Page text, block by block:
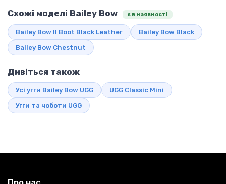
Схожі моделі Bailey Bow є в наявності
Bailey Bow II Boot Black Leather Bailey Bow Black
Bailey Bow Chestnut
Дивіться також
Усі угги Bailey Bow UGG UGG Classic Mini
Угги та чоботи UGG